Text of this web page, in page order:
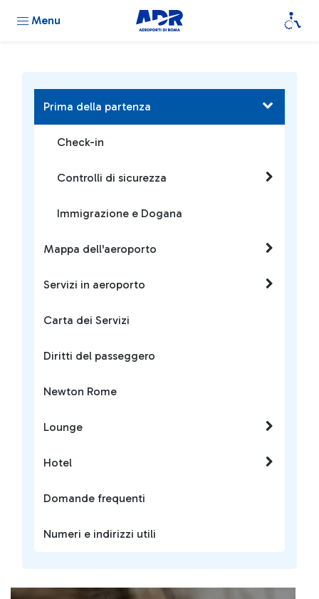
Menu
Prima della partenza
Check-in
Controlli di sicurezza
Immigrazione e Dogana
Mappa dell'aeroporto
Servizi in aeroporto
Carta dei Servizi
Diritti del passeggero
Newton Rome
Lounge
Hotel
Domande frequenti
Numeri e indirizzi utili